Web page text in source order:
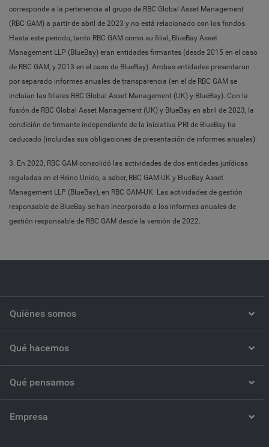
corresponde a la pertenencia al grupo de RBC Global Asset Management
(RBC GAM) a partir de abril de 2023 y no está relacionado con los fondos.
Hasta este periodo, tanto RBC GAM como su filial, BlueBay Asset
Management LLP (BlueBay) eran entidades firmantes (desde 2015 en el caso
de RBC GAM, y 2013 en el caso de BlueBay). Ambas entidades presentaron
por separado informes anuales de transparencia (en el de RBC GAM se
incluían las filiales RBC Global Asset Management (UK) y BlueBay). Con la
fusión de RBC Global Asset Management (UK) y BlueBay en abril de 2023, la
condición de firmante independiente de la iniciativa PRI de BlueBay ha
caducado (incluidas sus obligaciones de presentación de informes anuales).
3. En 2023, RBC GAM consolidó las actividades de dos entidades jurídicas
reguladas en el Reino Unido, a saber, RBC GAM-UK y BlueBay Asset
Management LLP (BlueBay), en RBC GAM-UK. Las actividades de gestión
responsable de BlueBay se han incorporado a los informes anuales de
gestión responsable de RBC GAM desde la versión de 2022.
Quiénes somos
Qué hacemos
Qué pensamos
Empresa